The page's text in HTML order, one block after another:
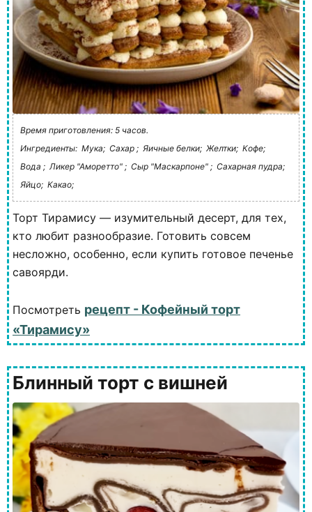
Время приготовления: 5 часов.
Ингредиенты: Мука; Сахар ; Яичные белки; Желтки; Кофе;
Вода ; Ликер "Аморетто" ; Сыр "Маскарпоне" ; Сахарная пудра;
Яйцо; Какао;
Торт Тирамису — изумительный десерт, для тех,
кто любит разнообразие. Готовить совсем
несложно, особенно, если купить готовое печенье
савоярди.
Посмотреть рецепт - Кофейный торт
«Тирамису»
Блинный торт с вишней